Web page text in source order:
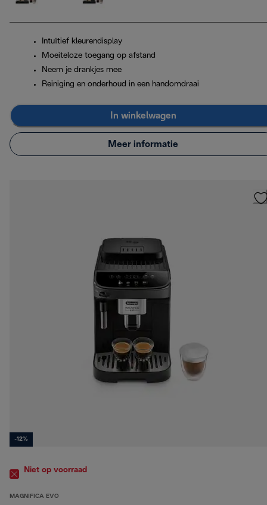
Intuïtief kleurendisplay
Moeiteloze toegang op afstand
Neem je drankjes mee
Reiniging en onderhoud in een handomdraai
In winkelwagen
Meer informatie
-12%
Niet op voorraad
MAGNIFICA EVO